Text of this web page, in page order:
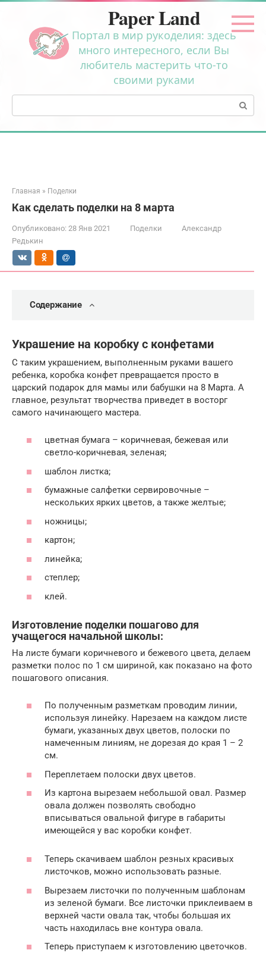
Перейти
контенту
Paper Land
Портал в мир рукоделия: здесь
много интересного, если Вы
любитель мастерить что-то
своими руками
Поиск:
Главная » Поделки
Как сделать поделки на 8 марта
Опубликовано: 28 Янв 2021 Поделки
Александр
Редькин
Содержание
Украшение на коробку с конфетами
С таким украшением, выполненным руками вашего
ребенка, коробка конфет превращается просто в
царский подарок для мамы или бабушки на 8 Марта. А
главное, результат творчества приведет в восторг
самого начинающего мастера.
цветная бумага – коричневая, бежевая или
светло-коричневая, зеленая;
шаблон листка;
бумажные салфетки сервировочные –
нескольких ярких цветов, а также желтые;
ножницы;
картон;
линейка;
степлер;
клей.
Изготовление поделки пошагово для
учащегося начальной школы:
На листе бумаги коричневого и бежевого цвета, делаем
разметки полос по 1 см шириной, как показано на фото
пошагового описания.
По полученным разметкам проводим линии,
используя линейку. Нарезаем на каждом листе
бумаги, указанных двух цветов, полоски по
намеченным линиям, не дорезая до края 1 – 2
см.
Переплетаем полоски двух цветов.
Из картона вырезаем небольшой овал. Размер
овала должен позволять свободно
вписываться овальной фигуре в габариты
имеющейся у вас коробки конфет.
Теперь скачиваем шаблон резных красивых
листочков, можно использовать разные.
Вырезаем листочки по полученным шаблонам
из зеленой бумаги. Все листочки приклеиваем в
верхней части овала так, чтобы большая их
часть находилась вне контура овала.
Теперь приступаем к изготовлению цветочков.